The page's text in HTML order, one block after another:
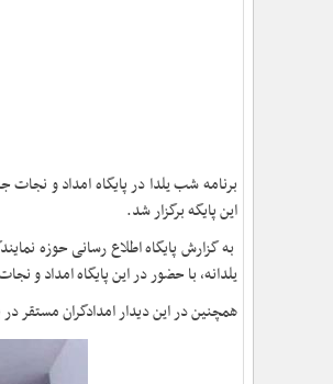
برنامه شب یلدا در پایگاه امداد و
این پایگه برگزار شد.
به گزارش پایگاه اطلاع رسانی حوزه
یلدانه، با حضور در این پایگاه امداد
همچنین در این دیدار امدادگران مستقر در